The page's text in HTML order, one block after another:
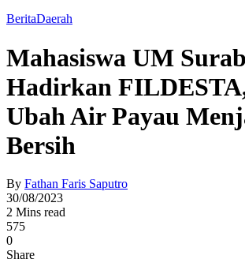
BeritaDaerah
Mahasiswa UM
Hadirkan
Ubah Air Payau
Bersih
By Fathan Faris Saputro
30/08/2023
2 Mins read
575
0
Share